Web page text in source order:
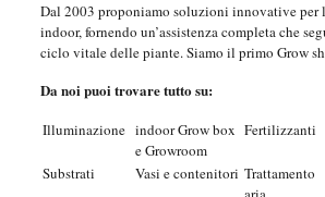
Dal 2003 proponiamo soluzioni innovative per
indoor, fornendo un’assistenza completa che
ciclo vitale delle piante. Siamo il primo Grow
Da noi puoi trovare tutto su:
Illuminazione indoor Grow box
e Growroom
Fertilizzanti
Substrati Vasi e contenitori Trattamento